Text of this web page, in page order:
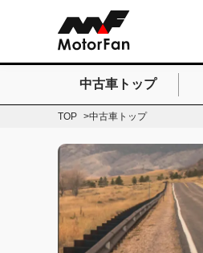
中古車トップ
TOP 中古車トップ